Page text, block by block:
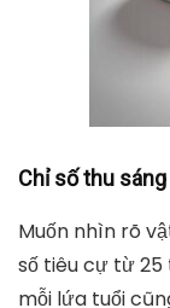
Chỉ số thu sáng
Muốn nhìn rõ
số tiêu cự từ
mỗi lứa tuổi